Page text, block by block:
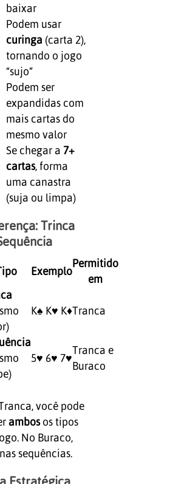
baixar
Podem usar
curinga (carta 2),
tornando o jogo
“sujo”
Podem ser
expandidas com
mais cartas do
mesmo valor
Se chegar a 7+
cartas, forma
uma canastra
(suja ou limpa)
Trinca
Exemplo
Permitido
em
K♠ K♥ K♦Tranca
5♥ 6♥ 7♥
Tranca e
Buraco
você pode
ambosos tipos
No Buraco,
sequências.